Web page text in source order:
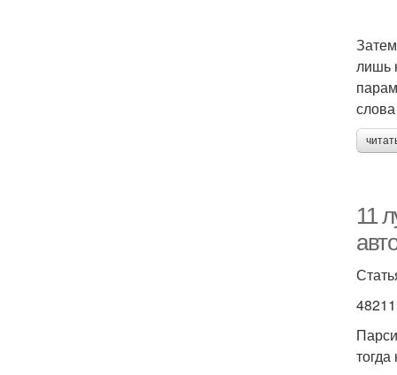
лишь
11
48211